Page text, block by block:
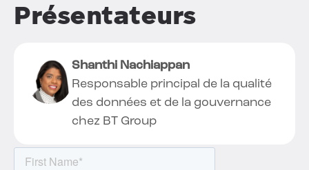
Présentateurs
Shanthi Nachiappan
Responsable principal de la qualité
des données et de la gouvernance
chez BT Group